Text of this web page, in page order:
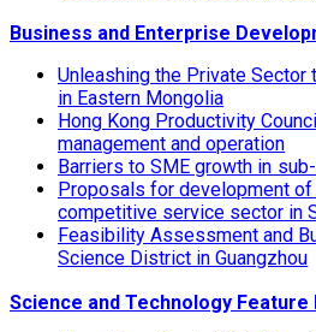
Business and Enterprise
Unleashing the Private
in Eastern Mongolia
Hong Kong Productivity
management and operation
Barriers to SME growth in
Proposals for development of
competitive service sector in
Feasibility Assessment and
Science District in Guangzhou
Science and Technology Feature